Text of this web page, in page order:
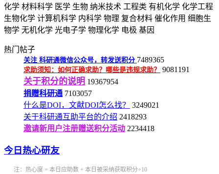
化学 材料科学 医学 生物 纳米技术 工程类 有机化学 化学工程
生物化学 计算机科学 内科学 物理 复合材料 催化作用 细胞生
物学 无机化学 光电子学 物理化学 电极 基因
热门帖子
关注 科研通微信公众号，转发送积分 7489365
求助须知：如何正确求助？哪些是违规求助？ 9081191
关于积分的说明 19367954
捐赠科研通 7103057
什么是DOI，文献DOI怎么找？
3249021
关于科研通互助平台的介绍 2418293
邀请新用户注册赠送积分活动 2234418
今日热心研友
注：热心度 = 本日应助数 + 本日被采纳获取积分÷10